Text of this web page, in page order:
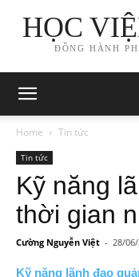
HỌC
ĐỒNG HÀNH
Home Tin tức
Tin tức
Kỹ năng
thời gian
Cường Nguyễn Việt - 28/
Kỹ năng lãnh đạo